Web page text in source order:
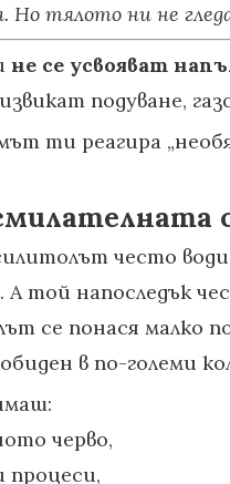
Но тялото ни не
не се усвояват
подуване,
ти реагира
често
той напоследък
се понася малко
в по-големи
черво,
процеси,